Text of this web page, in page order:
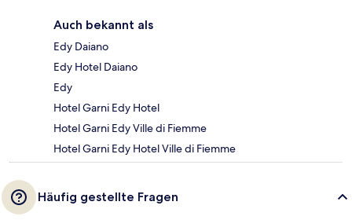
Auch bekannt als
Edy Daiano
Edy Hotel Daiano
Edy
Hotel Garni Edy Hotel
Hotel Garni Edy Ville di Fiemme
Hotel Garni Edy Hotel Ville di Fiemme
Häufig gestellte Fragen